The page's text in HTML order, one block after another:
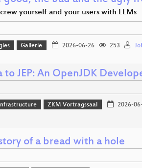
yourself and your users with LLMs
Gallerie 2026-06-26 253
to JEP: An OpenJDK
ZKM Vortragssaal 2026-
of a bread with a hole